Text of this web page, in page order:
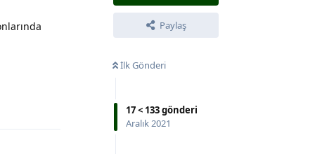
Paylaş
İlk Gönderi
17< 133gönderi
Aralık 2021